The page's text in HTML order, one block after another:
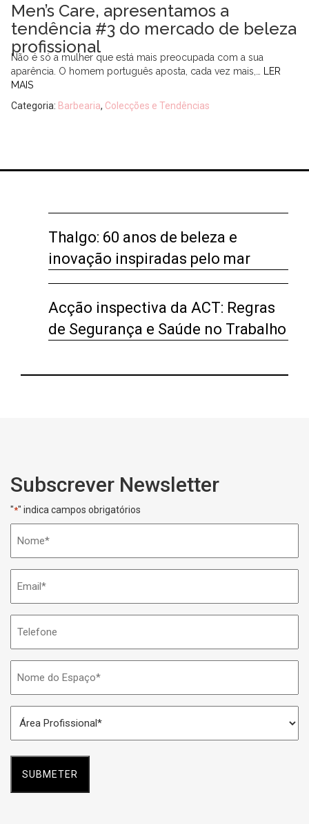
Men’s Care, apresentamos a
tendência #3 do mercado de beleza
profissional
Não é só a mulher que está mais preocupada com a sua
aparência. O homem português aposta, cada vez mais,…
LER
MAIS
Categoria: Barbearia, Colecções e Tendências
Thalgo: 60 anos de beleza e
inovação inspiradas pelo mar
Acção inspectiva da ACT: Regras
de Segurança e Saúde no Trabalho
Subscrever Newsletter
"*" indica campos obrigatórios
do
Espaço
Profissional
*